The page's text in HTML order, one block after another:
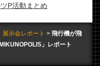
P活動まとめ
示会レポート
飛行機が飛
」レポート